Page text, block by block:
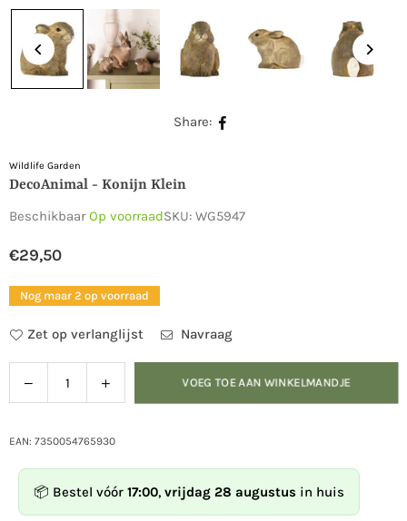
Share:
Wildlife Garden
DecoAnimal - Konijn Klein
BeschikbaarOp voorraadSKU: WG5947
Normale
prijs
€29,50
Nog maar 2 op voorraad
Zet op verlanglijst Navraag
Hoeveelheid
Verlaag
de
voor
Konijn
Verhoog
de
voor
Konijn
VOEG TOE AAN WINKELMANDJE
EAN: 7350054765930
📦 Bestel vóór 17:00, vrijdag 28 augustus in huis